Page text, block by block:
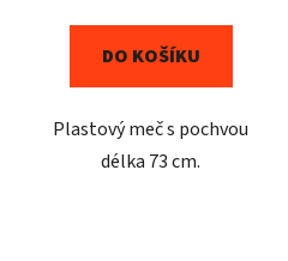
DO KOŠÍKU
Plastový meč s pochvou
délka 73 cm.